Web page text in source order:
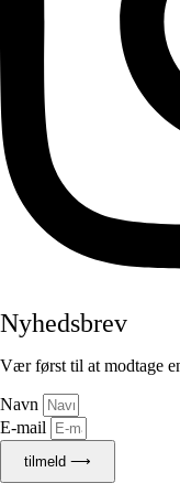
Nyhedsbrev
Vær først til at modtage
Navn
E-mail
tilmeld ⟶